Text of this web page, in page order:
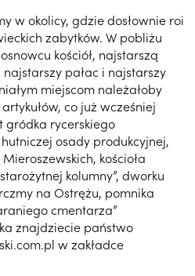
w okolicy, gdzie dosłownie roi
zabytków. W pobliżu
kościół, najstarszą
pałac i najstarszy
miejscom należałoby
co już wcześniej
gródka rycerskiego
osady produkcyjnej,
kościoła
kolumny”, dworku
na Ostrężu, pomnika
cmentarza”
znajdziecie państwo
w zakładce